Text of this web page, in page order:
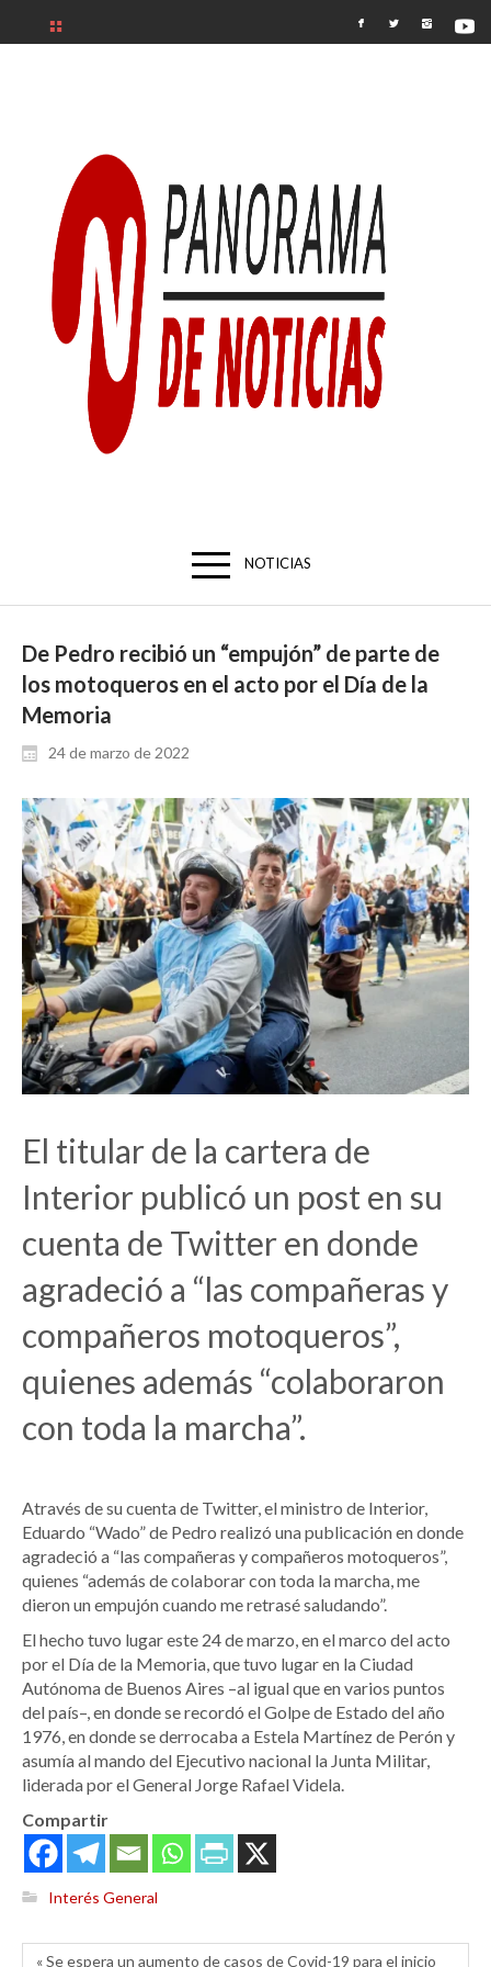
NOTICIAS
De Pedro recibió un “empujón” de parte de
los motoqueros en el acto por el Día de la
Memoria
24 de marzo de 2022
El titular de la cartera de
Interior publicó un post en su
cuenta de Twitter en donde
agradeció a “las compañeras y
compañeros motoqueros”,
quienes además “colaboraron
con toda la marcha”.
Através de su cuenta de Twitter, el ministro de Interior,
Eduardo “Wado” de Pedro realizó una publicación en donde
agradeció a “las compañeras y compañeros motoqueros”,
quienes “además de colaborar con toda la marcha, me
dieron un empujón cuando me retrasé saludando”.
El hecho tuvo lugar este 24 de marzo, en el marco del acto
por el Día de la Memoria, que tuvo lugar en la Ciudad
Autónoma de Buenos Aires –al igual que en varios puntos
del país–, en donde se recordó el Golpe de Estado del año
1976, en donde se derrocaba a Estela Martínez de Perón y
asumía al mando del Ejecutivo nacional la Junta Militar,
liderada por el General Jorge Rafael Videla.
Compartir
Interés General
« Se espera un aumento de casos de Covid-19 para el inicio